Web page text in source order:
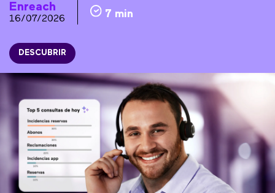
Enreach
16/07/2026 7 min
DESCUBRIR